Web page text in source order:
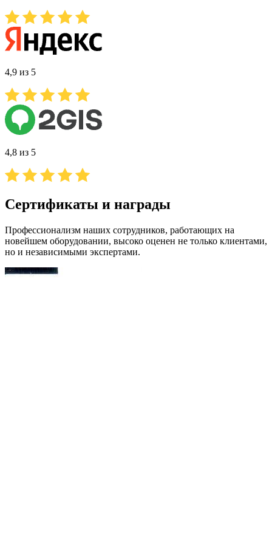
4,9 из 5
4,8 из 5
Сертификаты и награды
Профессионализм наших сотрудников, работающих на
новейшем оборудовании, высоко оценен не только клиентами,
но и независимыми экспертами.